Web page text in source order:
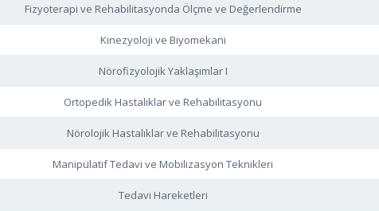
Fizyoterapi ve Rehabilitasyonda Ölçme ve Değerlendirme
Kinezyoloji ve Biyomekani
Nörofizyolojik Yaklaşımlar I
Ortopedik Hastalıklar ve Rehabilitasyonu
Nörolojik Hastalıklar ve Rehabilitasyonu
Manipülatif Tedavi ve Mobilizasyon Teknikleri
Tedavi Hareketleri